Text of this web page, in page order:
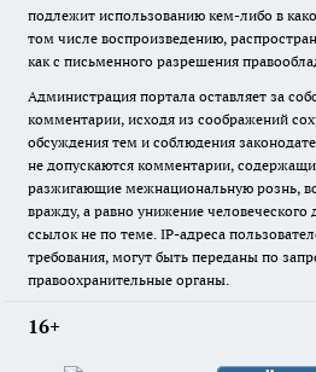
подлежит использованию кем-либо в
том числе воспроизведению,
как с письменного разрешения
Администрация портала оставляет за
комментарии, исходя из соображений
обсуждения тем и соблюдения
не допускаются комментарии,
разжигающие межнациональную рознь,
вражду, а равно унижение
ссылок не по теме. IP-адреса
требования, могут быть переданы по
правоохранительные органы.
16+